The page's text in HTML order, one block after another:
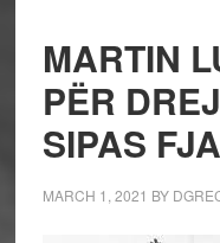
MARTIN
PËR
SIPAS
MARCH 1, 2021 BY